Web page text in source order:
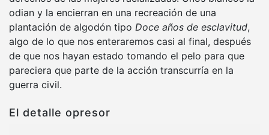
odian y la encierran en una recreación de una
plantación de algodón tipo Doce años de esclavitud,
algo de lo que nos enteraremos casi al final, después
de que nos hayan estado tomando el pelo para que
pareciera que parte de la acción transcurría en la
guerra civil.
El detalle opresor